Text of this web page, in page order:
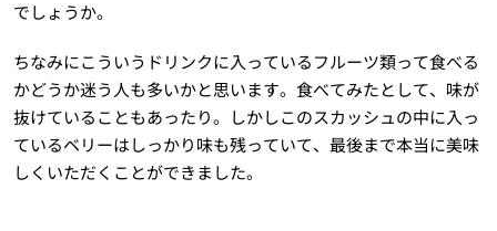
でしょうか。
ちなみにこういうドリンクに入っているフルーツ類って食べる
かどうか迷う人も多いかと思います。食べてみたとして、味が
抜けていることもあったり。しかしこのスカッシュの中に入っ
ているベリーはしっかり味も残っていて、最後まで本当に美味
しくいただくことができました。